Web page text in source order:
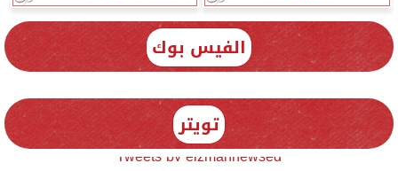
الفيس بوك
تويتر
Tweets by elzmannewseg